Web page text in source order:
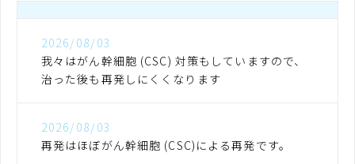
2026/08/03
我々はがん幹細胞 (CSC) 対策もしていますので、
治った後も再発しにくくなります
2026/08/03
再発はほぼがん幹細胞 (CSC)による再発です。